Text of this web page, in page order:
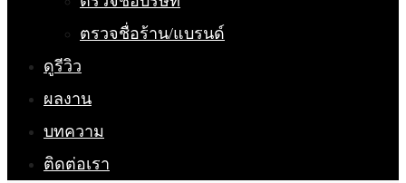
ตรวจชื่อร้าน/แบรนด์
ดูรีวิว
ผลงาน
บทความ
ติดต่อเรา